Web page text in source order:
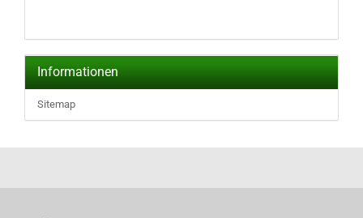
Informationen
Sitemap